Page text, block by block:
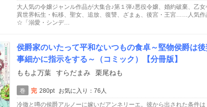
大人気の令嬢ジャンル作品が大集合♪第１弾♪悪役令嬢、婚約破棄、乙
異世界転生・転移、聖女、追放、復讐、ざまぁ、後宮・王宮……人気作
☆「溺愛・シンデ…
侯爵家のいたって平和ないつもの食卓～堅物侯爵は後
事細かに指示をする～（コミック）【分冊版】
ももよ万葉 すらだまみ
栗尾ねも
巻 完 280pt
お気に入り：76人
冷徹と噂の侯爵アルノーに嫁いだアンネリーエ。彼から出された条件